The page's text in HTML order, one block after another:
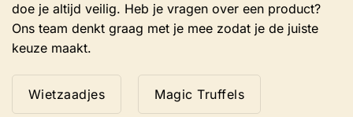
doe je altijd veilig. Heb je vragen over een product?
Ons team denkt graag met je mee zodat je de juiste
keuze maakt.
Wietzaadjes Magic Truffels